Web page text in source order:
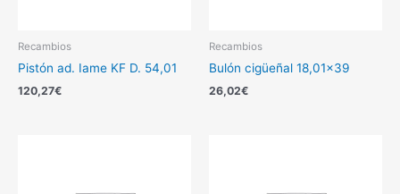
Recambios
Pistón ad. Iame KF D. 54,01
120,27€
Recambios
Bulón cigüeñal 18,01×39
26,02€